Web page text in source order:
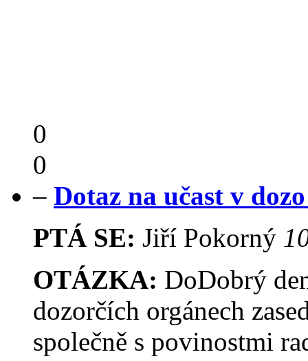
0
0
– Dotaz na učast v
PTÁ SE: Jiří Pokorný
OTÁZKA: DoDobrý
dozorčích orgánech
společně s povinostmi